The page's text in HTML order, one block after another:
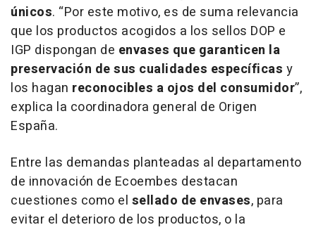
únicos. “Por este motivo, es de suma relevancia
que los productos acogidos a los sellos DOP e
IGP dispongan de envases que garanticen la
preservación de sus cualidades específicas y
los hagan reconocibles a ojos del consumidor”,
explica la coordinadora general de Origen
España.
Entre las demandas planteadas al departamento
de innovación de Ecoembes destacan
cuestiones como el sellado de envases, para
evitar el deterioro de los productos, o la